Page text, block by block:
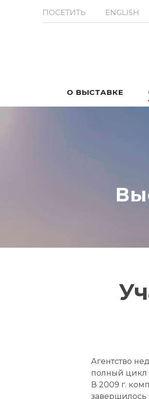
ПОСЕТИТЬ ENGLISH
О ВЫСТАВКЕ
Агентство
полный цикл
В 2009 г.
завершилось